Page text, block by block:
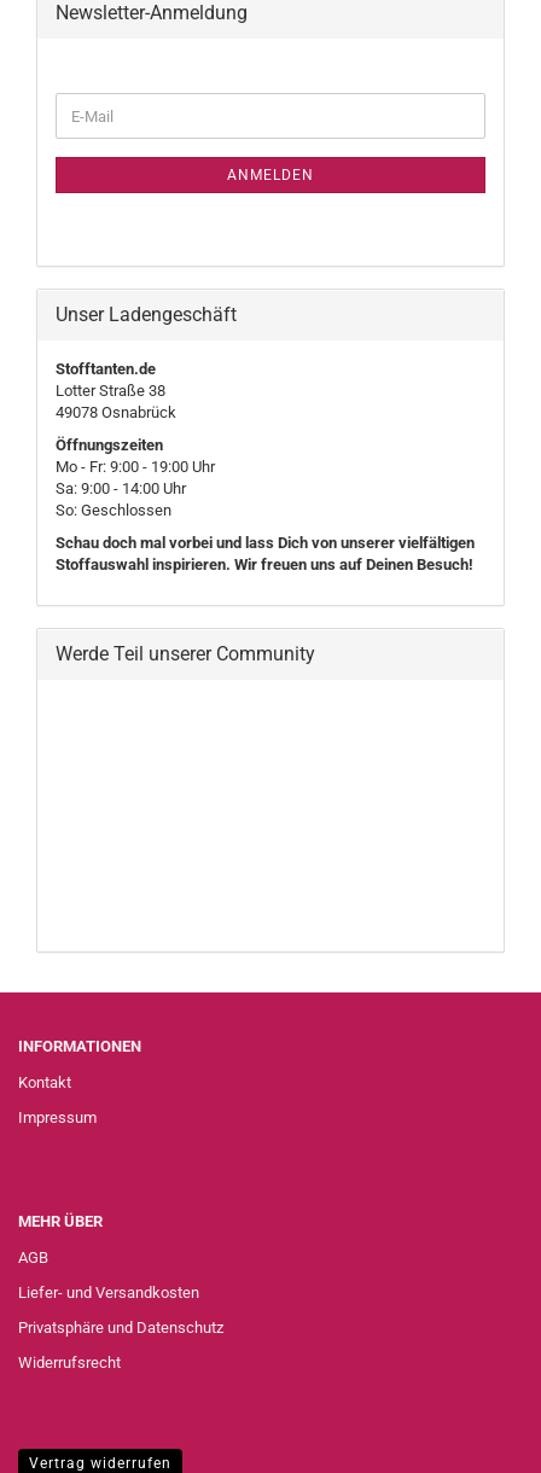
Newsletter-Anmeldung
ZUR
E-
Mail
ANMELDEN
Unser Ladengeschäft
Stofftanten.de
Lotter Straße 38
49078 Osnabrück
Öffnungszeiten
Mo - Fr: 9:00 - 19:00 Uhr
Sa: 9:00 - 14:00 Uhr
So: Geschlossen
Schau doch mal vorbei und lass Dich von unserer vielfältigen
Stoffauswahl inspirieren. Wir freuen uns auf Deinen Besuch!
Werde Teil unserer Community
INFORMATIONEN
Kontakt
Impressum
MEHR ÜBER
AGB
Liefer- und Versandkosten
Privatsphäre und Datenschutz
Widerrufsrecht
Vertrag widerrufen